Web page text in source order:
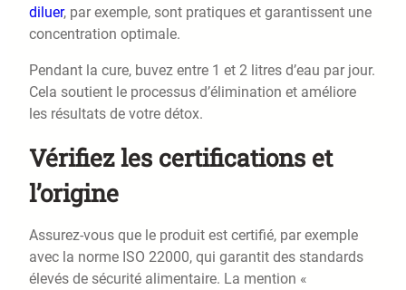
diluer, par exemple, sont pratiques et garantissent une
concentration optimale.
Pendant la cure, buvez entre 1 et 2 litres d’eau par jour.
Cela soutient le processus d’élimination et améliore
les résultats de votre détox.
Vérifiez les certifications et
l’origine
Assurez-vous que le produit est certifié, par exemple
avec la norme ISO 22000, qui garantit des standards
élevés de sécurité alimentaire. La mention «